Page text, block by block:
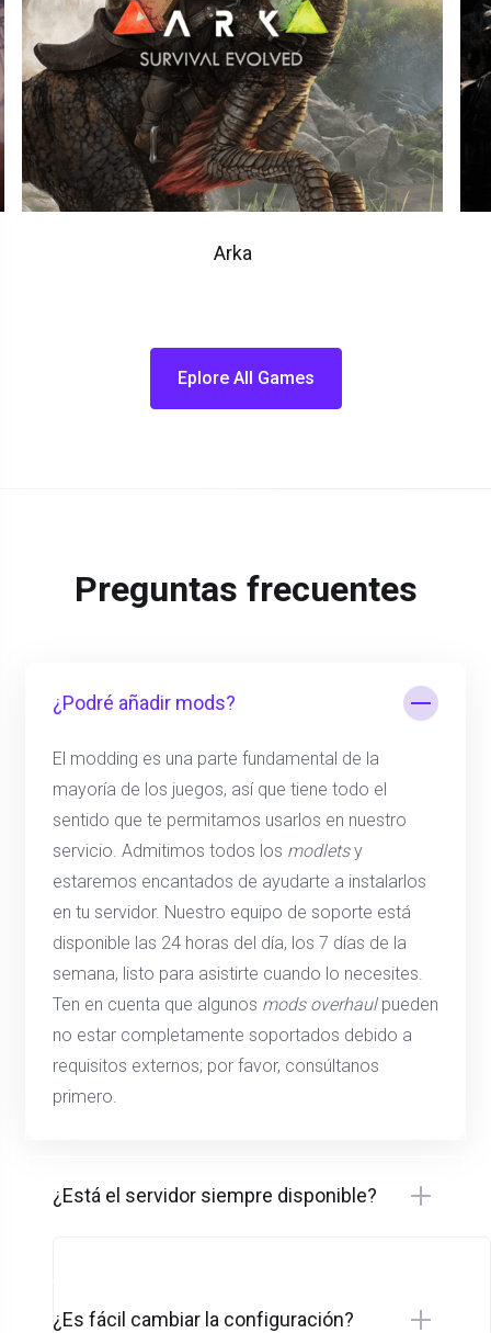
Arka
Eplore All Games
Preguntas frecuentes
¿Podré añadir mods?
El modding es una parte fundamental de la
mayoría de los juegos, así que tiene todo el
sentido que te permitamos usarlos en nuestro
servicio. Admitimos todos los modletsy
estaremos encantados de ayudarte a instalarlos
en tu servidor. Nuestro equipo de soporte está
disponible las 24 horas del día, los 7 días de la
semana, listo para asistirte cuando lo necesites.
Ten en cuenta que algunos mods overhaulpueden
no estar completamente soportados debido a
requisitos externos; por favor, consúltanos
primero.
¿Está el servidor siempre disponible?
¿Es fácil cambiar la configuración?